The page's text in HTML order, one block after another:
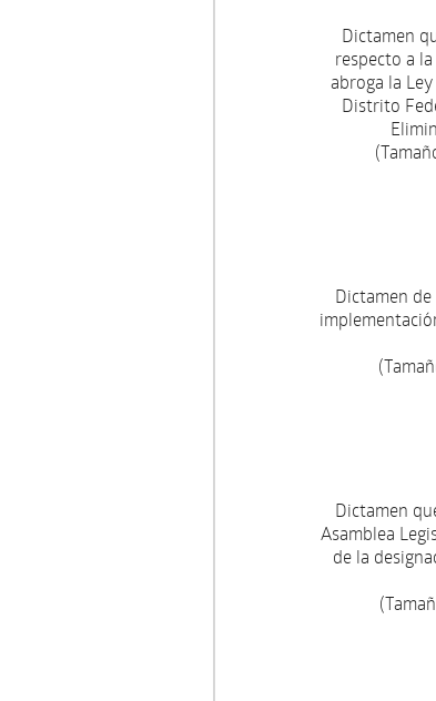
Dictamen
respecto a
abroga la
Distrito
Dictamen
Dictamen
Asamblea
de la